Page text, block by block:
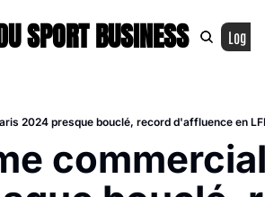
SPORT BUSINESS Log In
2024 presque bouclé, record d'affluence en